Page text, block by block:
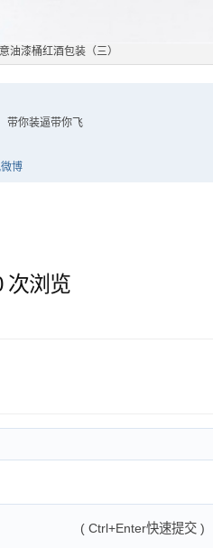
油漆桶红酒包装（三）
带你装逼带你飞
次浏览
( Ctrl+Enter快速提交 )